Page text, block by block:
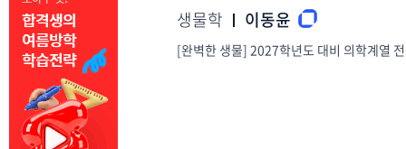
공생물학
화학|유기화학 윤기세
[의학] 2027 기출과 함께하는 단기완성